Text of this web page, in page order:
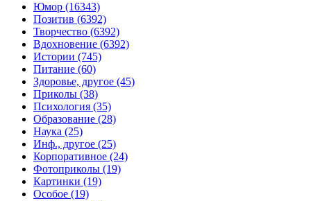
Юмор (16343)
Позитив (6392)
Творчество (6392)
Вдохновение (6392)
Истории (745)
Питание (60)
Здоровье, другое (45)
Приколы (38)
Психология (35)
Образование (28)
Наука (25)
Инф., другое (25)
Корпоративное (24)
Фотоприколы (19)
Картинки (19)
Особое (19)